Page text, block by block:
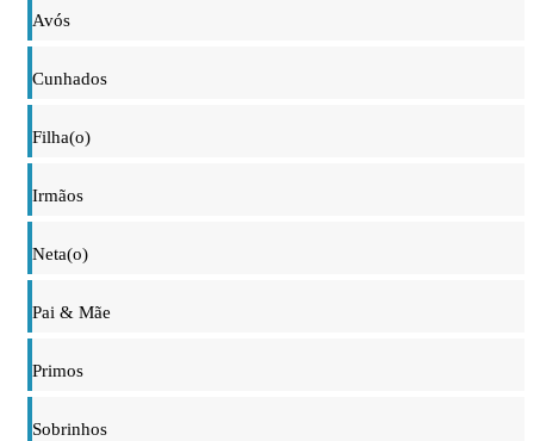
Avós
Cunhados
Filha(o)
Irmãos
Neta(o)
Pai & Mãe
Primos
Sobrinhos